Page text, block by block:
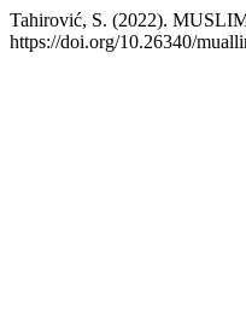
Tahirović, S. (2022).
https://doi.org/10.26340/